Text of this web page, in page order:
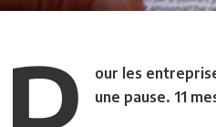
our les
une pause. 11